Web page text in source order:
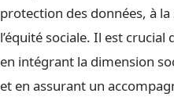
protection des données, à
l’équité sociale. Il est
en intégrant la dimension
et en assurant un